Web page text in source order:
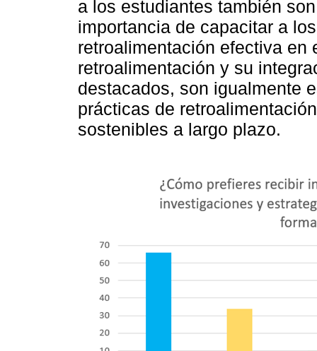
a los estudiantes también
importancia de capacitar a
retroalimentación efectiva en
retroalimentación y su
destacados, son igualmente
prácticas de
sostenibles a largo plazo.